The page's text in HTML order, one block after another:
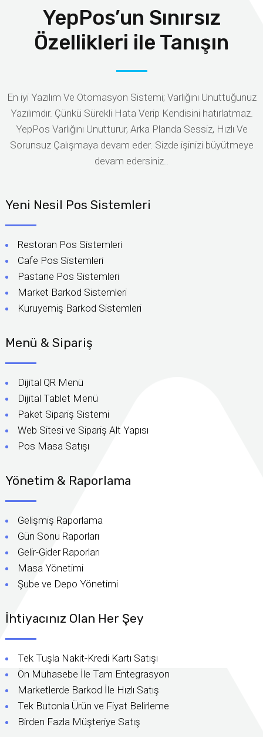
YepPos’un Sınırsız
Özellikleri ile Tanışın
En iyi Yazılım Ve Otomasyon Sistemi; Varlığını Unuttuğunuz
Yazılımdır. Çünkü Sürekli Hata Verip Kendisini hatırlatmaz.
YepPos Varlığını Unutturur, Arka Planda Sessiz, Hızlı Ve
Sorunsuz Çalışmaya devam eder. Sizde işinizi büyütmeye
devam edersiniz..
Yeni Nesil Pos Sistemleri
Restoran Pos Sistemleri
Cafe Pos Sistemleri
Pastane Pos Sistemleri
Market Barkod Sistemleri
Kuruyemiş Barkod Sistemleri
Menü & Sipariş
Dijital QR Menü
Dijital Tablet Menü
Paket Sipariş Sistemi
Web Sitesi ve Sipariş Alt Yapısı
Pos Masa Satışı
Yönetim & Raporlama
Gelişmiş Raporlama
Gün Sonu Raporları
Gelir-Gider Raporları
Masa Yönetimi
Şube ve Depo Yönetimi
İhtiyacınız Olan Her Şey
Tek Tuşla Nakit-Kredi Kartı Satışı
Ön Muhasebe İle Tam Entegrasyon
Marketlerde Barkod İle Hızlı Satış
Tek Butonla Ürün ve Fiyat Belirleme
Birden Fazla Müşteriye Satış